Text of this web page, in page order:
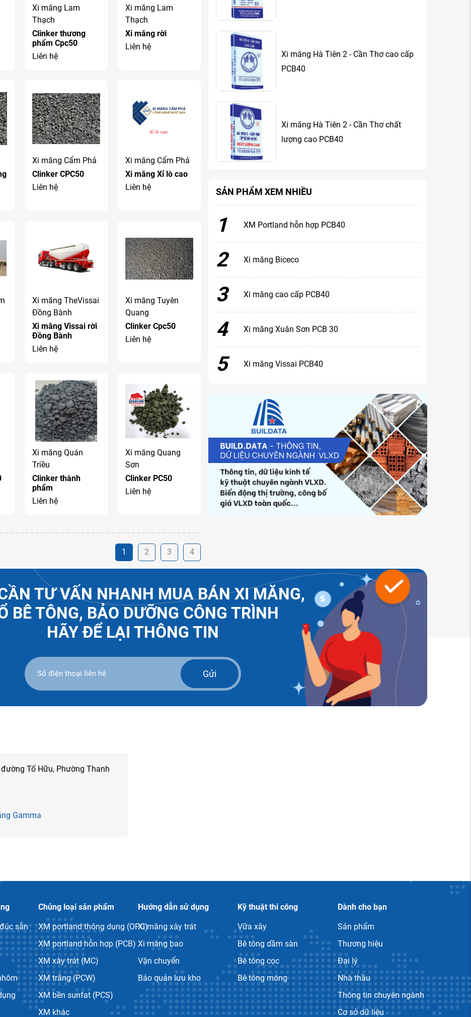
Xi măng Lam
Thạch
Clinker thương
phẩm Cpc50
Liên hệ
Xi măng Lam
Thạch
Xi măng rời
Liên hệ
Xi măng Cẩm Phả
Clinker CPC50
Liên hệ
Xi măng Cẩm Phả
Xi măng Xỉ lò cao
Liên hệ
Xi măng TheVissai
Đồng Bành
Xi măng Vissai rời
Đồng Bành
Liên hệ
Xi măng Tuyên
Quang
Clinker Cpc50
Liên hệ
Xi măng Quán
Triều
Clinker thành
phẩm
Liên hệ
Xi măng Quang
Sơn
Clinker PC50
Liên hệ
1 2 3 4
Xi măng Hà Tiên 2 - Cần Thơ cao cấp
PCB40
Xi măng Hà Tiên 2 - Cần Thơ chất
lượng cao PCB40
SẢN PHẨM XEM NHIỀU
1 XM Portland hỗn hợp PCB40
2 Xi măng Biceco
3 Xi măng cao cấp PCB40
4 Xi măng Xuân Sơn PCB 30
5 Xi măng Vissai PCB40
TƯ VẤN NHANH MUA BÁN XI MĂNG,
BÊ TÔNG, BẢO DƯỠNG CÔNG TRÌNH
HÃY ĐỂ LẠI THÔNG TIN
Gửi
Tố Hữu, Phường Thanh
Gamma
sẵn
Chủng loại sản phẩm
XM portland thông dụng (OPC)
XM portland hỗn hợp (PCB)
XM xây trát (MC)
XM trắng (PCW)
XM bền sunfat (PCS)
XM khác
Hướng dẫn sử dụng
Xi măng xây trát
Xi măng bao
Vận chuyển
Bảo quản lưu kho
Kỹ thuật thi công
Vữa xây
Bê tông dầm sàn
Bê tông cọc
Bê tông móng
Dành cho bạn
Sản phẩm
Thương hiệu
Đại lý
Nhà thầu
Thông tin chuyên ngành
Cơ sở dữ liệu